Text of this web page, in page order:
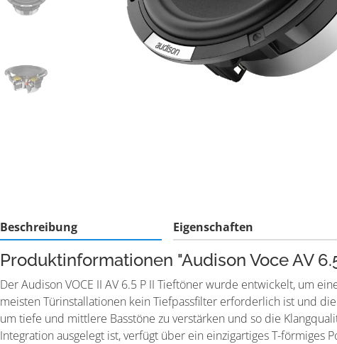
Beschreibung Eigenschaften
Produktinformationen "Audison Voce AV
Der Audison VOCE II AV 6.5 P II Tieftöner wurde entwickelt, um
meisten Türinstallationen kein Tiefpassfilter erforderlich ist und
um tiefe und mittlere Basstöne zu verstärken und so die
Integration ausgelegt ist, verfügt über ein einzigartiges T-